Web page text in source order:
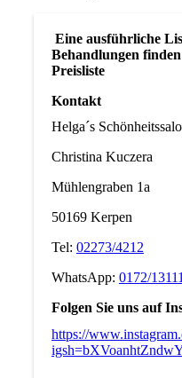
Eine ausführliche
Behandlungen
Preisliste
Kontakt
Helga´s
Christina Kuczera
Mühlengraben 1a
50169 Kerpen
Tel: 02273/4212
WhatsApp: 0172/
Folgen Sie uns auf
https://